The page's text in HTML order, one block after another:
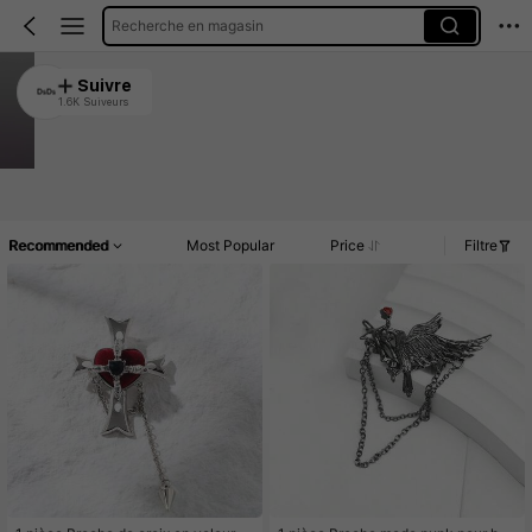
Recherche en magasin
DsDs
4.91
Suivre
1.6K Suiveurs
Recommended Most Popular Price Filtre